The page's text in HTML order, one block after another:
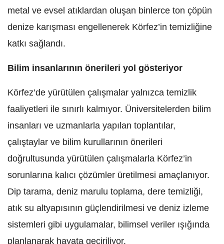
metal ve evsel atıklardan oluşan binlerce ton çöpün
denize karışması engellenerek Körfez’in temizliğine
katkı sağlandı.
Bilim insanlarının önerileri yol gösteriyor
Körfez’de yürütülen çalışmalar yalnızca temizlik
faaliyetleri ile sınırlı kalmıyor. Üniversitelerden bilim
insanları ve uzmanlarla yapılan toplantılar,
çalıştaylar ve bilim kurullarının önerileri
doğrultusunda yürütülen çalışmalarla Körfez’in
sorunlarına kalıcı çözümler üretilmesi amaçlanıyor.
Dip tarama, deniz marulu toplama, dere temizliği,
atık su altyapısının güçlendirilmesi ve deniz izleme
sistemleri gibi uygulamalar, bilimsel veriler ışığında
planlanarak hayata geçiriliyor.